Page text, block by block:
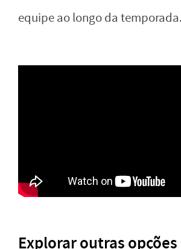
equipe ao longo da temporada.
Explorar outras